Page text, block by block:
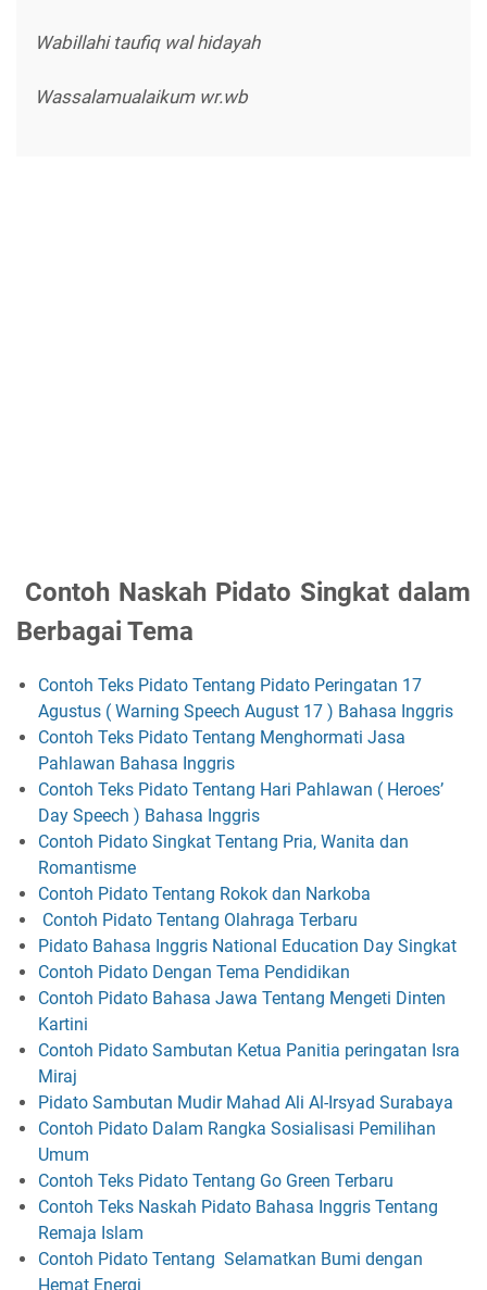
Wabillahi taufiq wal hidayah
Wassalamualaikum wr.wb
Contoh Naskah Pidato Singkat dalam
Berbagai Tema
Contoh Teks Pidato Tentang Pidato Peringatan 17
Agustus ( Warning Speech August 17 ) Bahasa Inggris
Contoh Teks Pidato Tentang Menghormati Jasa
Pahlawan Bahasa Inggris
Contoh Teks Pidato Tentang Hari Pahlawan ( Heroes’
Day Speech ) Bahasa Inggris
Contoh Pidato Singkat Tentang Pria, Wanita dan
Romantisme
Contoh Pidato Tentang Rokok dan Narkoba
Contoh Pidato Tentang Olahraga Terbaru
Pidato Bahasa Inggris National Education Day Singkat
Contoh Pidato Dengan Tema Pendidikan
Contoh Pidato Bahasa Jawa Tentang Mengeti Dinten
Kartini
Contoh Pidato Sambutan Ketua Panitia peringatan Isra
Miraj
Pidato Sambutan Mudir Mahad Ali Al-Irsyad Surabaya
Contoh Pidato Dalam Rangka Sosialisasi Pemilihan
Umum
Contoh Teks Pidato Tentang Go Green Terbaru
Contoh Teks Naskah Pidato Bahasa Inggris Tentang
Remaja Islam
Contoh Pidato Tentang Selamatkan Bumi dengan
Hemat Energi